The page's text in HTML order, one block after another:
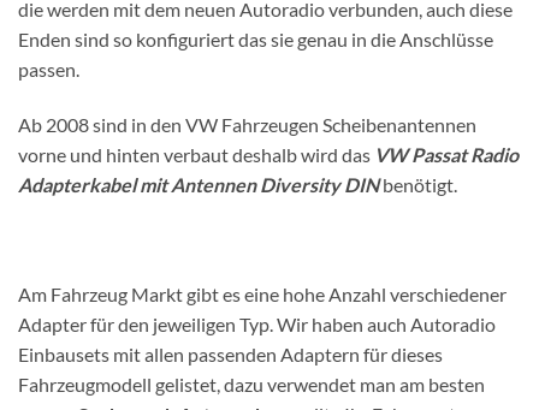
die werden mit dem neuen Autoradio verbunden, auch diese
Enden sind so konfiguriert das sie genau in die Anschlüsse
passen.
Ab 2008 sind in den VW Fahrzeugen Scheibenantennen
vorne und hinten verbaut deshalb wird das VW Passat Radio
Adapterkabel mit Antennen Diversity DINbenötigt.
Am Fahrzeug Markt gibt es eine hohe Anzahl verschiedener
Adapter für den jeweiligen Typ. Wir haben auch Autoradio
Einbausets mit allen passenden Adaptern für dieses
Fahrzeugmodell gelistet, dazu verwendet man am besten